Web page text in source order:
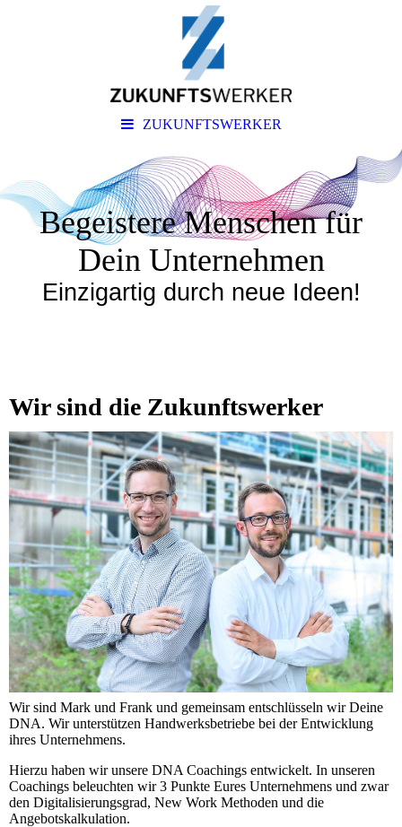
ZUKUNFTSWERKER
Begeistere Menschen für
Dein Unternehmen
Einzigartig durch neue Ideen!
Wir sind die Zukunftswerker
Wir sind Mark und Frank und gemeinsam entschlüsseln wir Deine
DNA. Wir unterstützen Handwerksbetriebe bei der Entwicklung
ihres Unternehmens.
Hierzu haben wir unsere DNA Coachings entwickelt. In unseren
Coachings beleuchten wir 3 Punkte Eures Unternehmens und zwar
den Digitalisierungsgrad, New Work Methoden und die
Angebotskalkulation.